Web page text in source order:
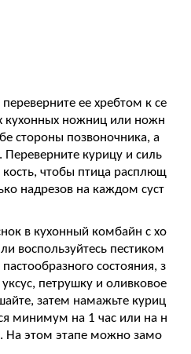
ее хребтом к се
ножниц или ножн
стороны позвоночника, а
Переверните курицу и силь
кость, чтобы птица расплющ
надрезов на каждом суст
в кухонный комбайн с хо
воспользуйтесь пестиком
состояния, з
петрушку и оливковое
затем намажьте куриц
минимум на 1 час или на н
На этом этапе можно замо